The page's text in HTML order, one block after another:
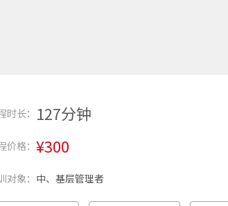
时长： 127分钟
价格： ¥300
对象： 中、基层管理者